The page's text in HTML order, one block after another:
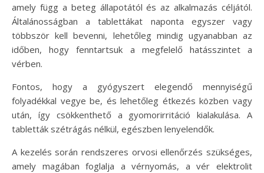
amely függ a beteg állapotától és az alkalmazás céljától.
Általánosságban a tablettákat naponta egyszer vagy
többször kell bevenni, lehetőleg mindig ugyanabban az
időben, hogy fenntartsuk a megfelelő hatásszintet a
vérben.
Fontos, hogy a gyógyszert elegendő mennyiségű
folyadékkal vegye be, és lehetőleg étkezés közben vagy
után, így csökkenthető a gyomorirritáció kialakulása. A
tabletták szétrágás nélkül, egészben lenyelendők.
A kezelés során rendszeres orvosi ellenőrzés szükséges,
amely magában foglalja a vérnyomás, a vér elektrolit